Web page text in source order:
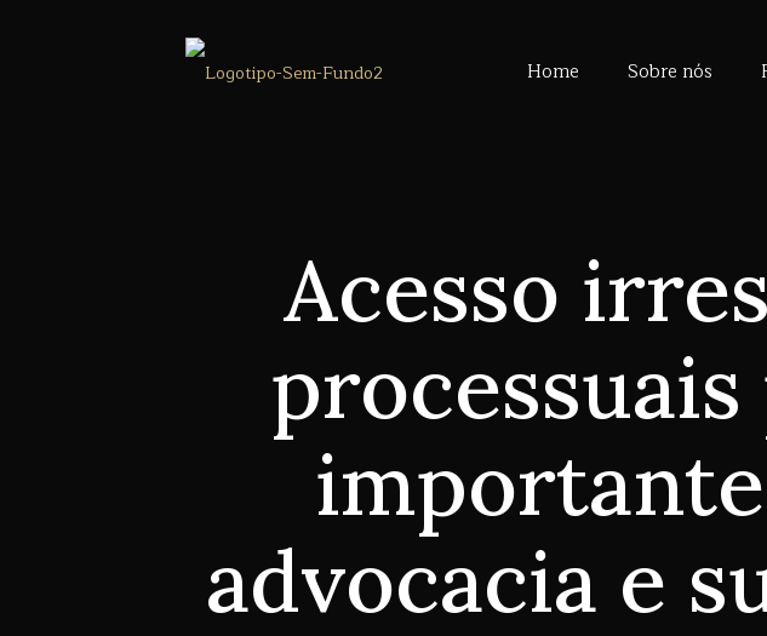
Home Sobre nós
Acesso
advocacia e